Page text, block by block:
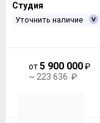
Студия
Уточнить наличие
от5 900 000₽
~ 223 636 ₽